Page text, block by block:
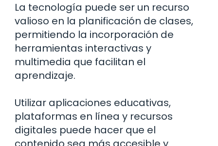
La tecnología puede ser un recurso
valioso en la planificación de clases,
permitiendo la incorporación de
herramientas interactivas y
multimedia que facilitan el
aprendizaje.
Utilizar aplicaciones educativas,
plataformas en línea y recursos
digitales puede hacer que el